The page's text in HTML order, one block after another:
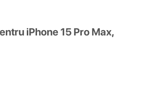
iPhone 15 Pro Max,